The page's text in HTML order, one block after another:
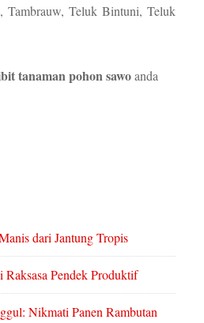
Tambrauw, Teluk Bintuni, Teluk
tanaman pohon sawoanda
dari Jantung Tropis
Pendek Produktif
Nikmati Panen Rambutan